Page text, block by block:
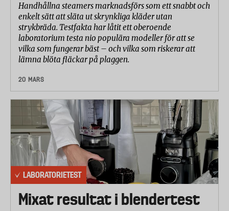
Handhållna steamers marknadsförs som ett snabbt och
enkelt sätt att släta ut skrynkliga kläder utan
strykbräda. Testfakta har låtit ett oberoende
laboratorium testa nio populära modeller för att se
vilka som fungerar bäst – och vilka som riskerar att
lämna blöta fläckar på plaggen.
20 MARS
LABORATORIETEST
Mixat resultat i blendertest